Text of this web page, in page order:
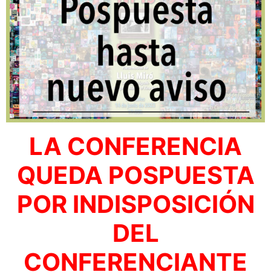
LA CONFERENCIA
QUEDA POSPUESTA
POR INDISPOSICIÓN
DEL
CONFERENCIANTE